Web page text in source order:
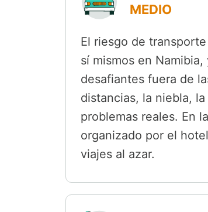
MEDIO
El riesgo de
sí mismos en
desafiantes fuera de
distancias, la niebla,
problemas reales. En
organizado por el
viajes al azar.